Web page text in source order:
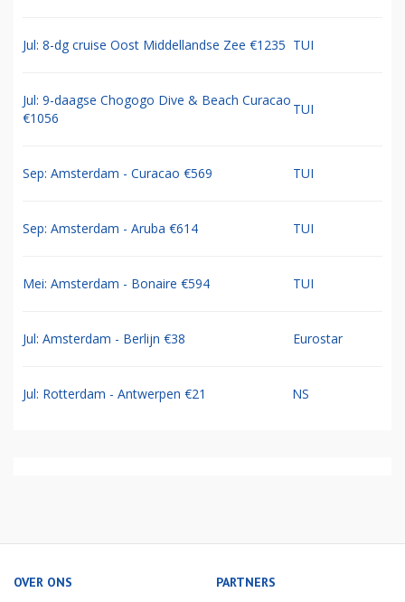
Jul: 8-dg cruise Oost Middellandse Zee €1235 TUI
Jul: 9-daagse Chogogo Dive & Beach Curacao
€1056
TUI
Sep: Amsterdam - Curacao €569 TUI
Sep: Amsterdam - Aruba €614 TUI
Mei: Amsterdam - Bonaire €594 TUI
Jul: Amsterdam - Berlijn €38 Eurostar
Jul: Rotterdam - Antwerpen €21 NS
OVER ONS PARTNERS